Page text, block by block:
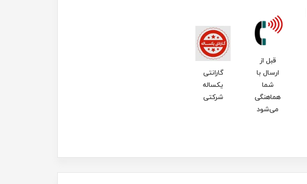
قبل از
ارسال با
شما
هماهنگی
می‌شود
گارانتی
یکساله
شرکتی